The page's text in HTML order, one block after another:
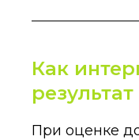
Как
результат
При оценке